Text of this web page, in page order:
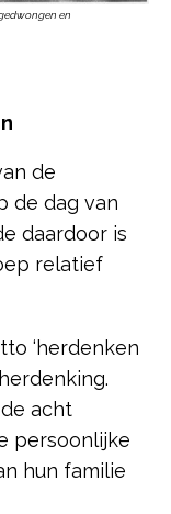
en
de
de dag van
daardoor is
relatief
‘herdenken
acht
persoonlijke
hun familie